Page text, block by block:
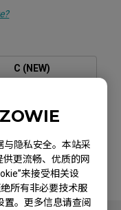
与隐私安全。本站采
更流畅、优质的网
来接受相关设
所有非必要技术服
置。更多信息请查阅
C (NEW)